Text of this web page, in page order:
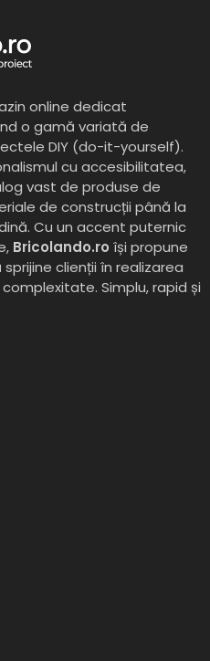
online dedicat
o gamă variată de
DIY (do-it-yourself).
cu accesibilitatea,
vast de produse de
de construcții până la
Cu un accent puternic
Bricolando.ro își propune
clienții în realizarea
Simplu, rapid și